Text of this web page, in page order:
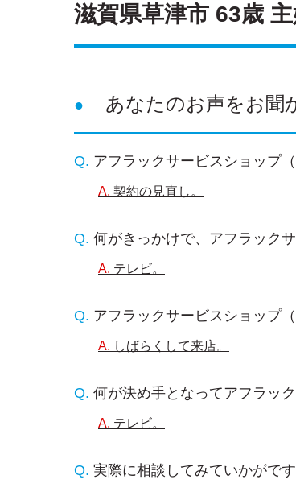
滋賀県草津市 63歳
あなたのお声をお聞
アフラックサービスショップ
契約の見直し。
何がきっかけで、アフラック
テレビ。
アフラックサービスショップ
しばらくして来店。
何が決め手となってアフラッ
テレビ。
実際に相談してみていかがで